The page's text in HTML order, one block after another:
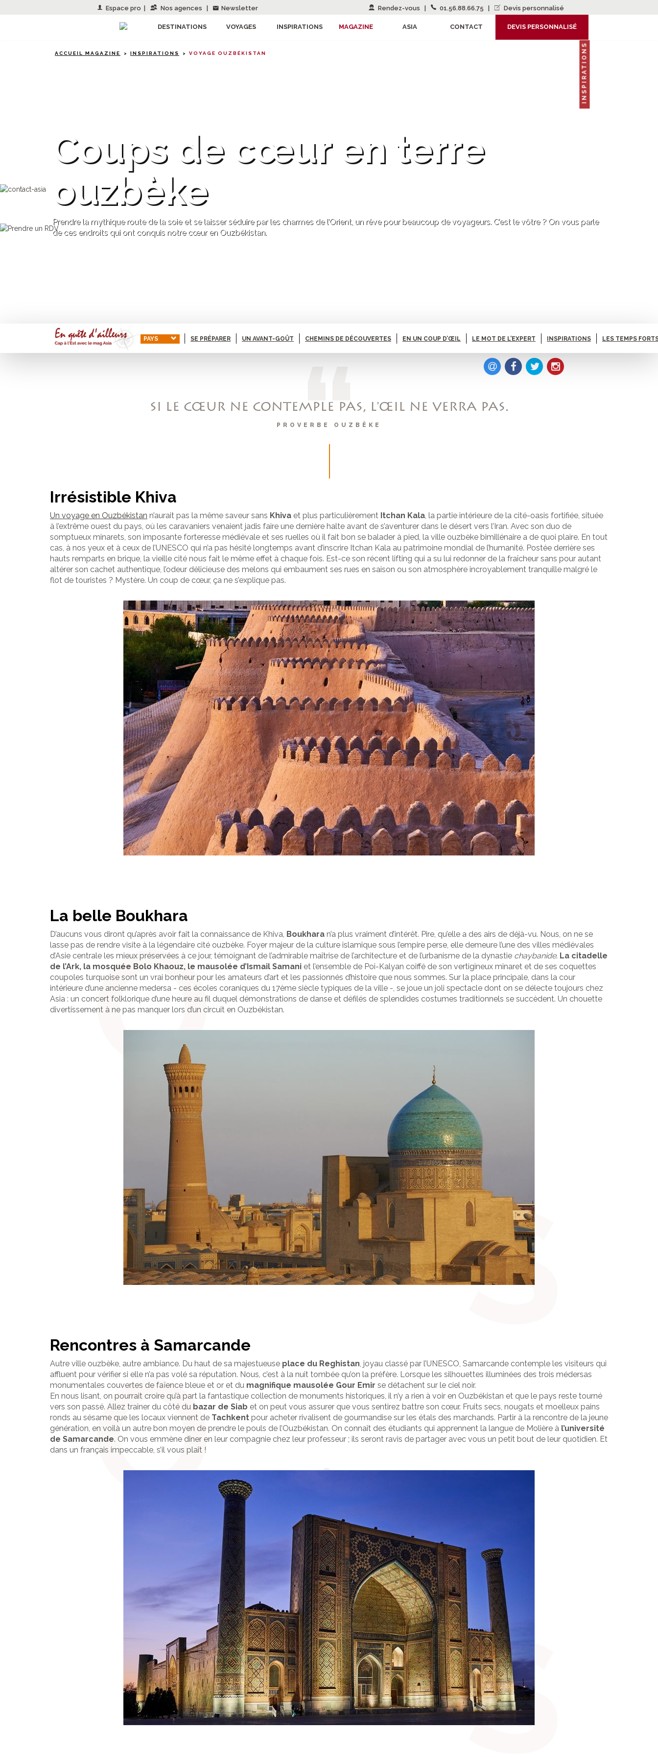
Espace pro Nos agences Newsletter Rendez-vous 01.56.88.66.75 Devis personnalisé
DESTINATIONS VOYAGES INSPIRATIONS MAGAZINE ASIA CONTACT DEVIS PERSONNALISÉ
ACCUEIL MAGAZINE INSPIRATIONS VOYAGE OUZBÉKISTAN INSPIRATIONS
Coups de cœur en terre
ouzbèke
Prendre la mythique route de la soie et se laisser séduire par les charmes de l’Orient, un rêve pour beaucoup de voyageurs. C’est le vôtre ? On vous parle
de ces endroits qui ont conquis notre cœur en Ouzbékistan.
PAYS SE PRÉPARER UN AVANT-GOÛT CHEMINS DE DÉCOUVERTES EN UN COUP D’ŒIL LE MOT DE L’EXPERT INSPIRATIONS LES TEMPS
SI LE CŒUR NE CONTEMPLE PAS, L'ŒIL NE VERRA PAS.
PROVERBE OUZBÈKE
Irrésistible Khiva
Un voyage en Ouzbékistan n’aurait pas la même saveur sans Khiva et plus particulièrement Itchan Kala, la partie intérieure de la cité-oasis fortifiée, située
à l’extrême ouest du pays, où les caravaniers venaient jadis faire une dernière halte avant de s’aventurer dans le désert vers l’Iran. Avec son duo de
somptueux minarets, son imposante forteresse médiévale et ses ruelles où il fait bon se balader à pied, la ville ouzbèke bimillénaire a de quoi plaire. En tout
cas, à nos yeux et à ceux de l’UNESCO qui n’a pas hésité longtemps avant d’inscrire Itchan Kala au patrimoine mondial de l’humanité. Postée derrière ses
hauts remparts en brique, la vieille cité nous fait le même effet à chaque fois. Est-ce son récent lifting qui a su lui redonner de la fraîcheur sans pour autant
altérer son cachet authentique, l’odeur délicieuse des melons qui embaument ses rues en saison ou son atmosphère incroyablement tranquille malgré le
flot de touristes ? Mystère. Un coup de cœur, ça ne s’explique pas.
La belle Boukhara
D’aucuns vous diront qu’après avoir fait la connaissance de Khiva, Boukhara n’a plus vraiment d’intérêt. Pire, qu’elle a des airs de déjà-vu. Nous, on ne se
lasse pas de rendre visite à la légendaire cité ouzbèke. Foyer majeur de la culture islamique sous l’empire perse, elle demeure l’une des villes médiévales
d’Asie centrale les mieux préservées à ce jour, témoignant de l’admirable maîtrise de l’architecture et de l’urbanisme de la dynastie chaybanide. La citadelle
de l’Ark, la mosquée Bolo Khaouz, le mausolée d’Ismail Samani et l’ensemble de Poi-Kalyan coiffé de son vertigineux minaret et de ses coquettes
coupoles turquoise sont un vrai bonheur pour les amateurs d’art et les passionnés d’histoire que nous sommes. Sur la place principale, dans la cour
intérieure d’une ancienne medersa - ces écoles coraniques du 17ème siècle typiques de la ville -, se joue un joli spectacle dont on se délecte toujours chez
Asia : un concert folklorique d’une heure au fil duquel démonstrations de danse et défilés de splendides costumes traditionnels se succèdent. Un chouette
divertissement à ne pas manquer lors d’un circuit en Ouzbékistan.
Rencontres à Samarcande
Autre ville ouzbèke, autre ambiance. Du haut de sa majestueuse place du Reghistan, joyau classé par l’UNESCO, Samarcande contemple les visiteurs qui
affluent pour vérifier si elle n’a pas volé sa réputation. Nous, c’est à la nuit tombée qu’on la préfère. Lorsque les silhouettes illuminées des trois médersas
monumentales couvertes de faïence bleue et or et du magnifique mausolée Gour Emir se détachent sur le ciel noir.
En nous lisant, on pourrait croire qu’à part la fantastique collection de monuments historiques, il n’y a rien à voir en Ouzbékistan et que le pays reste tourné
vers son passé. Allez traîner du côté du bazar de Siab et on peut vous assurer que vous sentirez battre son cœur. Fruits secs, nougats et moelleux pains
ronds au sésame que les locaux viennent de Tachkent pour acheter rivalisent de gourmandise sur les étals des marchands. Partir à la rencontre de la jeune
génération, en voilà un autre bon moyen de prendre le pouls de l’Ouzbékistan. On connaît des étudiants qui apprennent la langue de Molière à l’université
de Samarcande. On vous emmène dîner en leur compagnie chez leur professeur ; ils seront ravis de partager avec vous un petit bout de leur quotidien. Et
dans un français impeccable, s’il vous plaît !